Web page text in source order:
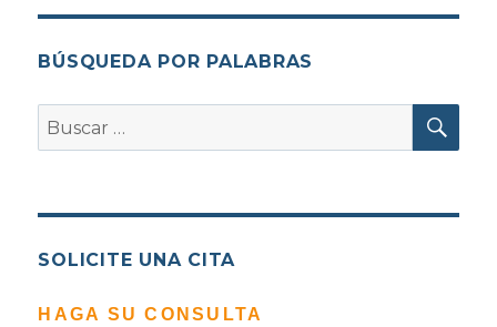
BÚSQUEDA POR PALABRAS
Buscar
por:
SOLICITE UNA CITA
HAGA SU CONSULTA